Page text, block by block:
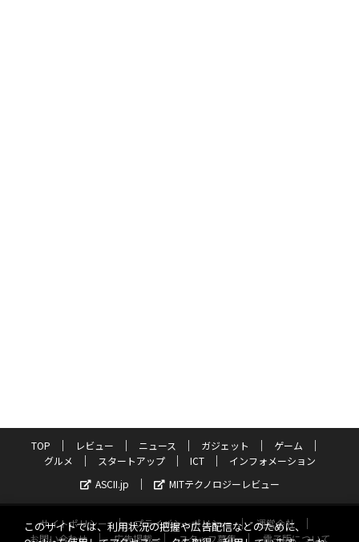
TOP レビュー ニュース ガジェット
ゲーム
グルメ
スタートアップ ICT
インフォメーション
ASCII.jp
MITテクノロジーレビュー
サイトポリシー プライバシーポリシー
運営会社
お問い合わせ
広告掲載 スタッフ募集 電子版について
このサイトでは、利用状況の把握や広告配信などのために、